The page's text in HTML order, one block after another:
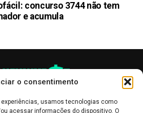
o consentimento
usamos tecnologias como
acessar informações do dispositivo. O
concurso 3744 não tem
e acumula